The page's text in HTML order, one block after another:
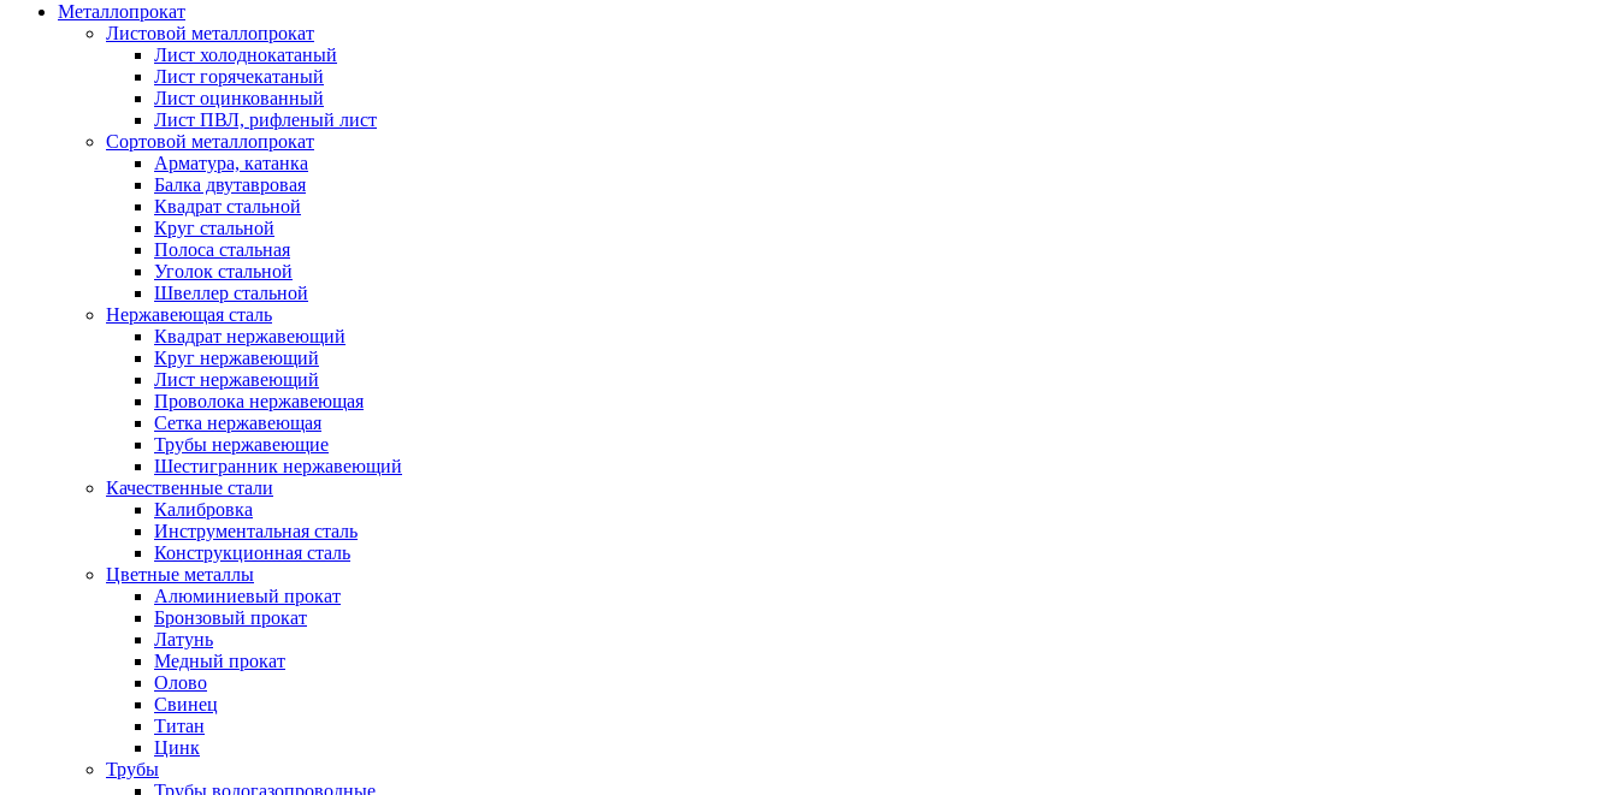
Металлопрокат
Листовой металлопрокат
Лист холоднокатаный
Лист горячекатаный
Лист оцинкованный
Лист ПВЛ, рифленый лист
Сортовой металлопрокат
Арматура, катанка
Балка двутавровая
Квадрат стальной
Круг стальной
Полоса стальная
Уголок стальной
Швеллер стальной
Нержавеющая сталь
Квадрат нержавеющий
Круг нержавеющий
Лист нержавеющий
Проволока нержавеющая
Сетка нержавеющая
Трубы нержавеющие
Шестигранник нержавеющий
Качественные стали
Калибровка
Инструментальная сталь
Конструкционная сталь
Цветные металлы
Алюминиевый прокат
Бронзовый прокат
Латунь
Медный прокат
Олово
Свинец
Титан
Цинк
Трубы
Трубы водогазопроводные